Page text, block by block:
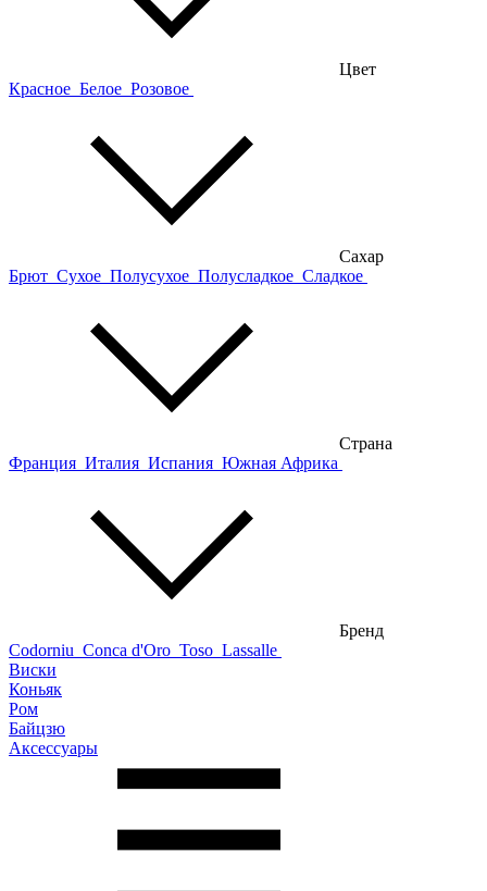
Цвет
Красное Белое Розовое
Сахар
Брют Сухое Полусухое Полусладкое Сладкое
Страна
Франция Италия Испания Южная Африка
Бренд
Codorniu Conca d'Oro Toso Lassalle
Виски
Коньяк
Ром
Байцзю
Аксессуары